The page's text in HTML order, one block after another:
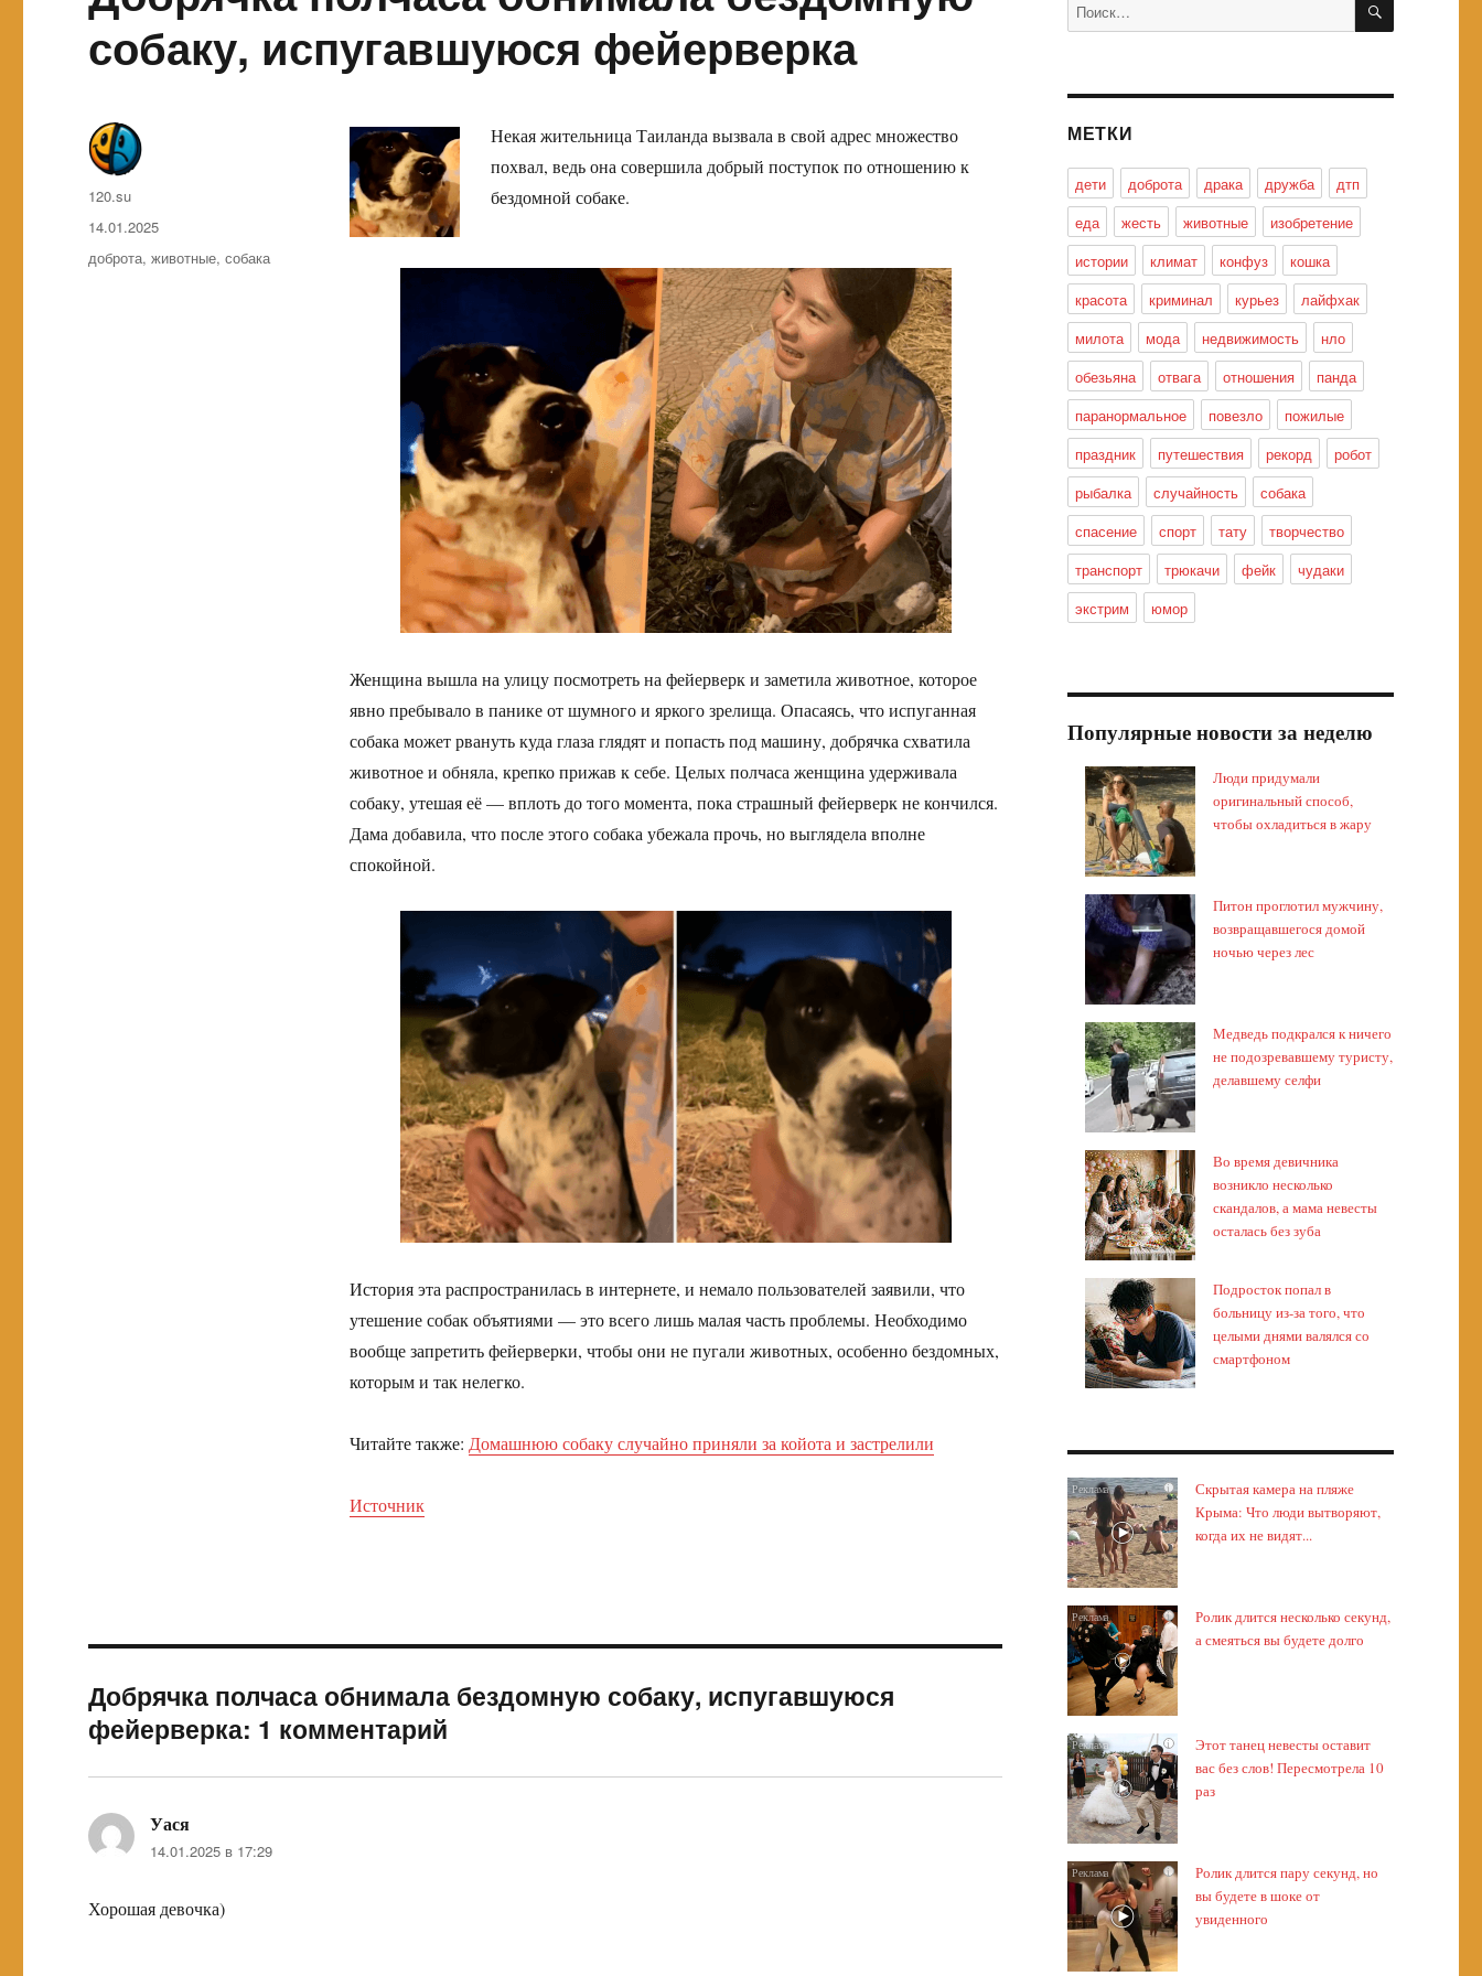
собаку, испугавшуюся фейерверка
Некая жительница Таиланда вызвала в свой адрес множество
похвал, ведь она совершила добрый поступок по отношению к
бездомной собаке.
Женщина вышла на улицу посмотреть на фейерверк и заметила животное, которое
явно пребывало в панике от шумного и яркого зрелища. Опасаясь, что испуганная
собака может рвануть куда глаза глядят и попасть под машину, добрячка схватила
животное и обняла, крепко прижав к себе. Целых полчаса женщина удерживала
собаку, утешая её — вплоть до того момента, пока страшный фейерверк не кончился.
Дама добавила, что после этого собака убежала прочь, но выглядела вполне
спокойной.
История эта распространилась в интернете, и немало пользователей заявили, что
утешение собак объятиями — это всего лишь малая часть проблемы. Необходимо
вообще запретить фейерверки, чтобы они не пугали животных, особенно бездомных,
которым и так нелегко.
Читайте также: Домашнюю собаку случайно приняли за койота и застрелили
Источник
Автор
120.su
Опубликовано
14.01.2025
Метки
доброта,животные,собака
Добрячка полчаса обнимала бездомную собаку, испугавшуюся
фейерверка: 1 комментарий
Уася
14.01.2025 в 17:29
Хорошая девочка)
МЕТКИ
дети доброта драка дружба
дтп
еда
жесть животные
изобретение
истории
климат конфуз
кошка
красота
криминал курьез
лайфхак
милота
мода недвижимость
нло
обезьяна
отвага отношения
панда
паранормальное
повезло
пожилые
праздник
путешествия рекорд
робот
рыбалка
случайность
собака
спасение
спорт тату
творчество
транспорт
трюкачи фейк
чудаки
экстрим
юмор
Популярные новости за неделю
Люди придумали
оригинальный способ,
чтобы охладиться в жару
Питон проглотил мужчину,
возвращавшегося домой
ночью через лес
Медведь подкрался к ничего
не подозревавшему туристу,
делавшему селфи
Во время девичника
возникло несколько
скандалов, а мама невесты
осталась без зуба
Подросток попал в
больницу из-за того, что
целыми днями валялся со
смартфоном
i
Скрытая камера на пляже
Крыма: Что люди вытворяют,
когда их не видят...
i
Ролик длится несколько секунд,
а смеяться вы будете долго
i
Этот танец невесты оставит
вас без слов! Пересмотрела 10
раз
i
Ролик длится пару секунд, но
вы будете в шоке от
увиденного